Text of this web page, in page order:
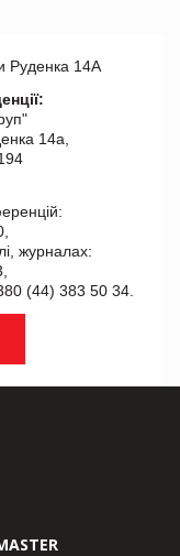
Руденка 14А
14а,
журналах:
(44) 383 50 34.